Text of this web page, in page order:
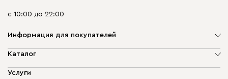
с 10:00 до 22:00
Информация для покупателей
О компании
Доставка и оплата
Каталог
Мягкая мебель
Услуги